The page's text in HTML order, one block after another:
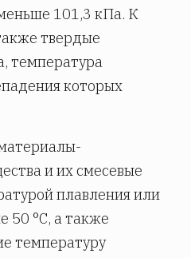
101,3 кПа. К
твердые
температура
которых
и их смесевые
плавления или
50 °С, а также
температуру